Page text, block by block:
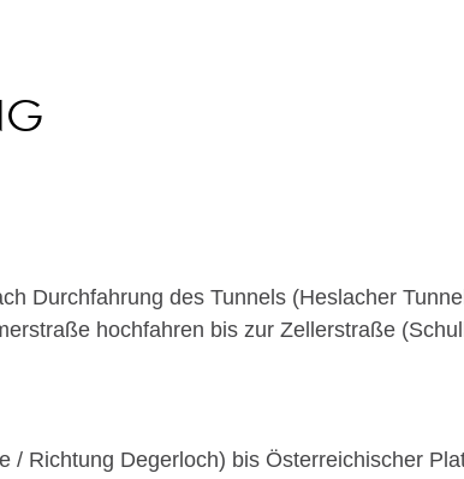
Durchfahrung des Tunnels (Heslacher
hochfahren bis zur Zellerstraße
Richtung Degerloch) bis Österreichischer